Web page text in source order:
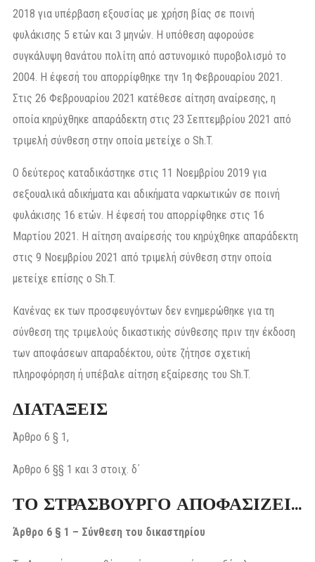
2018 για υπέρβαση εξουσίας με χρήση βίας σε ποινή
φυλάκισης 5 ετών και 3 μηνών. Η υπόθεση αφορούσε
συγκάλυψη θανάτου πολίτη από αστυνομικό πυροβολισμό το
2004. Η έφεσή του απορρίφθηκε την 1η Φεβρουαρίου 2021.
Στις 26 Φεβρουαρίου 2021 κατέθεσε αίτηση αναίρεσης, η
οποία κηρύχθηκε απαράδεκτη στις 23 Σεπτεμβρίου 2021 από
τριμελή σύνθεση στην οποία μετείχε ο Sh.T.
Ο δεύτερος καταδικάστηκε στις 11 Νοεμβρίου 2019 για
σεξουαλικά αδικήματα και αδικήματα ναρκωτικών σε ποινή
φυλάκισης 16 ετών. Η έφεσή του απορρίφθηκε στις 16
Μαρτίου 2021. Η αίτηση αναίρεσής του κηρύχθηκε απαράδεκτη
στις 9 Νοεμβρίου 2021 από τριμελή σύνθεση στην οποία
μετείχε επίσης ο Sh.T.
Κανένας εκ των προσφευγόντων δεν ενημερώθηκε για τη
σύνθεση της τριμελούς δικαστικής σύνθεσης πριν την έκδοση
των αποφάσεων απαραδέκτου, ούτε ζήτησε σχετική
πληροφόρηση ή υπέβαλε αίτηση εξαίρεσης του Sh.T.
ΔΙΑΤΑΞΕΙΣ
Άρθρο 6 § 1,
Άρθρο 6 §§ 1 και 3 στοιχ. δ΄
ΤΟ ΣΤΡΑΣΒΟΥΡΓΟ ΑΠΟΦΑΣΙΖΕΙ…
Άρθρο 6 § 1 – Σύνθεση του δικαστηρίου